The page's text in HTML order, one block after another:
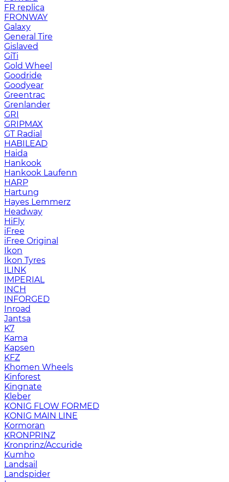
FR replica
FRONWAY
Galaxy
General Tire
Gislaved
GiTi
Gold Wheel
Goodride
Goodyear
Greentrac
Grenlander
GRI
GRIPMAX
GT Radial
HABILEAD
Haida
Hankook
Hankook Laufenn
HARP
Hartung
Hayes Lemmerz
Headway
HiFly
iFree
iFree Original
Ikon
Ikon Tyres
ILINK
IMPERIAL
INCH
INFORGED
Inroad
Jantsa
K7
Kama
Kapsen
KFZ
Khomen Wheels
Kinforest
Kingnate
Kleber
KONIG FLOW FORMED
KONIG MAIN LINE
Kormoran
KRONPRINZ
Kronprinz/Accuride
Kumho
Landsail
Landspider